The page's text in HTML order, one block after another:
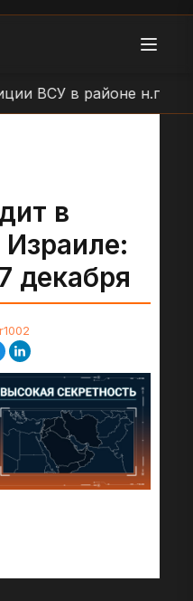
ВСУ в районе н.п.
в
декабря